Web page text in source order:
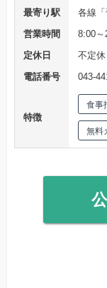
最寄り駅
各線
営業時間
8:00～
定休日
不定休
電話番号
043-
特徴
食事
無料